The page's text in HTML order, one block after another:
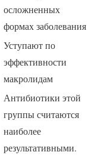
осложненных
формах заболевания
Уступают по
эффективности
макролидам
Антибиотики этой
группы считаются
наиболее
результативными.